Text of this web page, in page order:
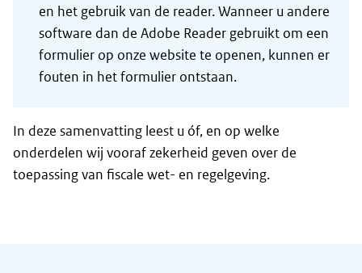
en het gebruik van de reader. Wanneer u andere
software dan de Adobe Reader gebruikt om een
formulier op onze website te openen, kunnen er
fouten in het formulier ontstaan.
In deze samenvatting leest u óf, en op welke
onderdelen wij vooraf zekerheid geven over de
toepassing van fiscale wet- en regelgeving.